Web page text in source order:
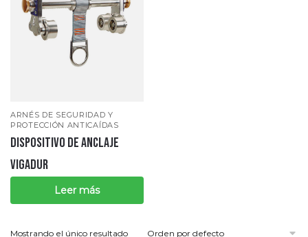
ARNÉS DE SEGURIDAD Y
PROTECCIÓN ANTICAÍDAS
DISPOSITIVO DE ANCLAJE
VIGADUR
Leer más
Mostrando el único resultado